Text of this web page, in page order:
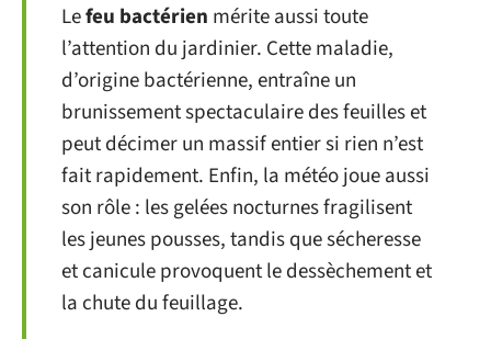
Lefeu bactérien mérite aussi toute
l’attention du jardinier. Cette maladie,
d’origine bactérienne, entraîne un
brunissement spectaculaire des feuilles et
peut décimer un massif entier si rien n’est
fait rapidement. Enfin, la météo joue aussi
son rôle : les gelées nocturnes fragilisent
les jeunes pousses, tandis que sécheresse
et canicule provoquent le dessèchement et
la chute du feuillage.